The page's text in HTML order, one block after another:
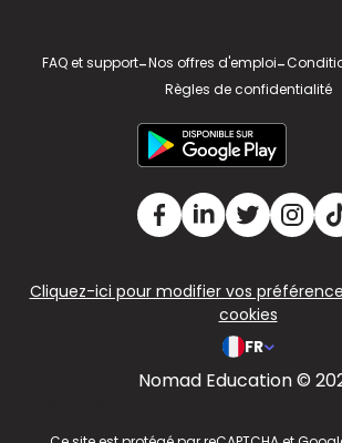
FAQ et support-Nos offres d'emploi-
Règles de confidentialité
Cliquez-ici pour modifier vos
cookies
FR
Nomad Education ©